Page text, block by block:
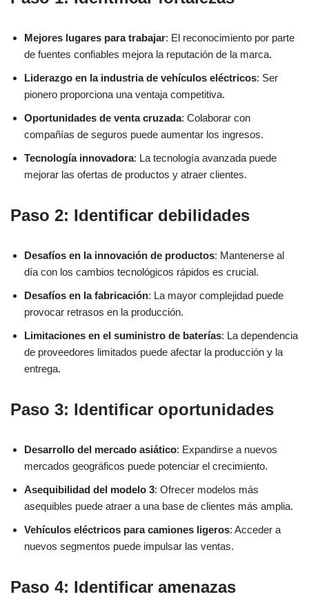
Mejores lugares para trabajar: El reconocimiento por parte
de fuentes confiables mejora la reputación de la marca.
Liderazgo en la industria de vehículos eléctricos: Ser
pionero proporciona una ventaja competitiva.
Oportunidades de venta cruzada: Colaborar con
compañías de seguros puede aumentar los ingresos.
Tecnología innovadora: La tecnología avanzada puede
mejorar las ofertas de productos y atraer clientes.
Paso 2: Identificar debilidades
Desafíos en la innovación de productos: Mantenerse al
día con los cambios tecnológicos rápidos es crucial.
Desafíos en la fabricación: La mayor complejidad puede
provocar retrasos en la producción.
Limitaciones en el suministro de baterías: La dependencia
de proveedores limitados puede afectar la producción y la
entrega.
Paso 3: Identificar oportunidades
Desarrollo del mercado asiático: Expandirse a nuevos
mercados geográficos puede potenciar el crecimiento.
Asequibilidad del modelo 3: Ofrecer modelos más
asequibles puede atraer a una base de clientes más amplia.
Vehículos eléctricos para camiones ligeros: Acceder a
nuevos segmentos puede impulsar las ventas.
Paso 4: Identificar amenazas